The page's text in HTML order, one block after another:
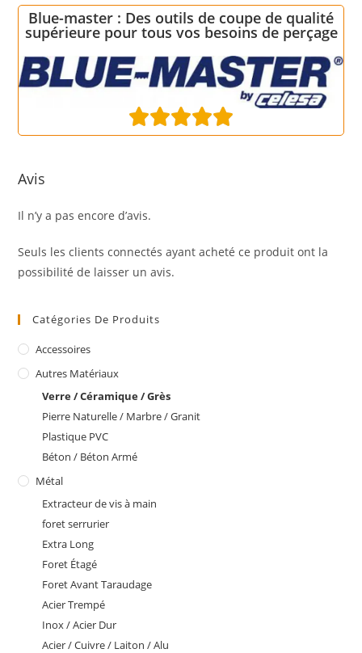
Blue-master : Des outils de coupe de qualité
supérieure pour tous vos besoins de perçage

Avis
Il n’y a pas encore d’avis.
Seuls les clients connectés ayant acheté ce produit ont la
possibilité de laisser un avis.
Catégories De Produits
Accessoires
Autres Matériaux
Verre / Céramique / Grès
Pierre Naturelle / Marbre / Granit
Plastique PVC
Béton / Béton Armé
Métal
Extracteur de vis à main
foret serrurier
Extra Long
Foret Étagé
Foret Avant Taraudage
Acier Trempé
Inox / Acier Dur
Acier / Cuivre / Laiton / Alu